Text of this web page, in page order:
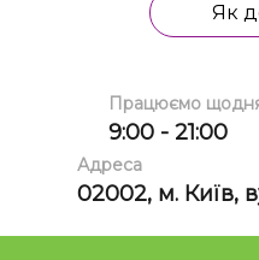
Як
Працюємо
9:00 - 21:00
Адреса
02002, м. Київ,